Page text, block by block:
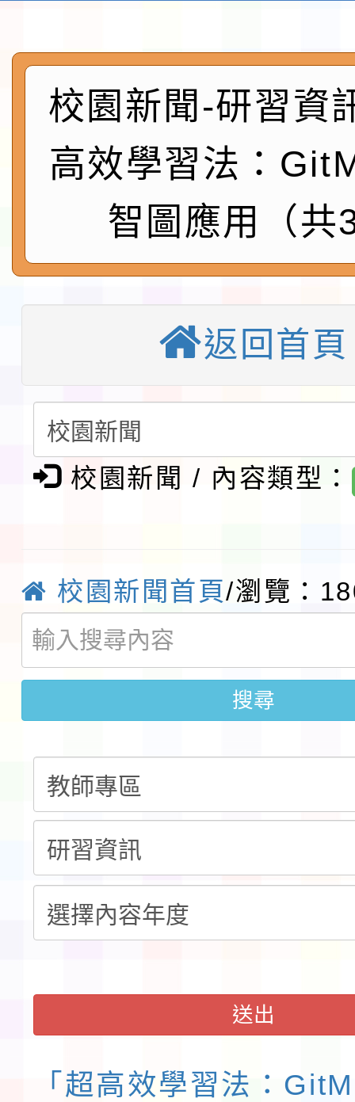
展演活動實施計畫」
請一案
社團法人中華民國畫廊
026 ART TAIPEI臺北
本校115學年度第1學
第2次招考代課鐘點教
告(採1次公告分次招考)
115 年度兒童課後照顧
0 小時業訓練課程
轉知本市體育總會划船
「115年桃園市運動會
錦標賽」海洋艇及
域)，申請變更地點
「114-115年度
計畫」公費接種對象擴
115學年度迎新活動暨
會活動流程表
函轉桃園市童軍會辦
檢送「桃園市115學年
賽實施要點」1份
本市「115學年度學生
程安排一案
「桃園市補助參觀特色
會」之「藝術教育日」
本校115學年度第1學
第2次招考代課鐘點教
告(採1次公告分次招考)
115 年度兒童課後照顧
0 小時業訓練課程
轉知本市體育總會划船
「115年桃園市運動會
錦標賽」海洋艇及
域)，申請變更地點
「114-115年度
計畫」公費接種對象擴
115學年度迎新活動暨
會活動流程表
函轉桃園市童軍會辦理
童軍小隊長訓練營活動
校園新聞-研習資
高效學習法：
智圖應用（共
返回首頁
校園新聞 / 內容類型：
校園新聞首頁/瀏覽：
搜尋
送出
「超高效學習法：